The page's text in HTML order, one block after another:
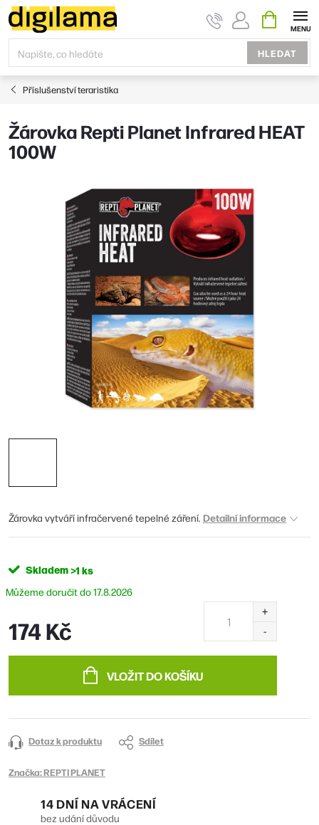
Přejít
na
obsah
HLEDAT
KOŠÍK
Příslušenství teraristika
Žárovka Repti Planet Infrared HEAT
100W
Žárovka vytváří infračervené tepelné záření. Detailní informace
Skladem>1 ks
17.8.2026
174 Kč
VLOŽIT DO KOŠÍKU
Dotaz k produktu Sdílet
Značka:REPTI PLANET
14 DNÍ NA VRÁCENÍ
bez udání důvodu